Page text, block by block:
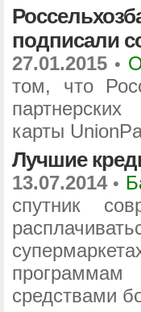
подписали
27.01.2015 •
том, что
карты
Лучшие
13.07.2014•
спутник
средствами